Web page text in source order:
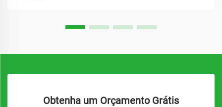
Obtenha um Orçamento Grátis